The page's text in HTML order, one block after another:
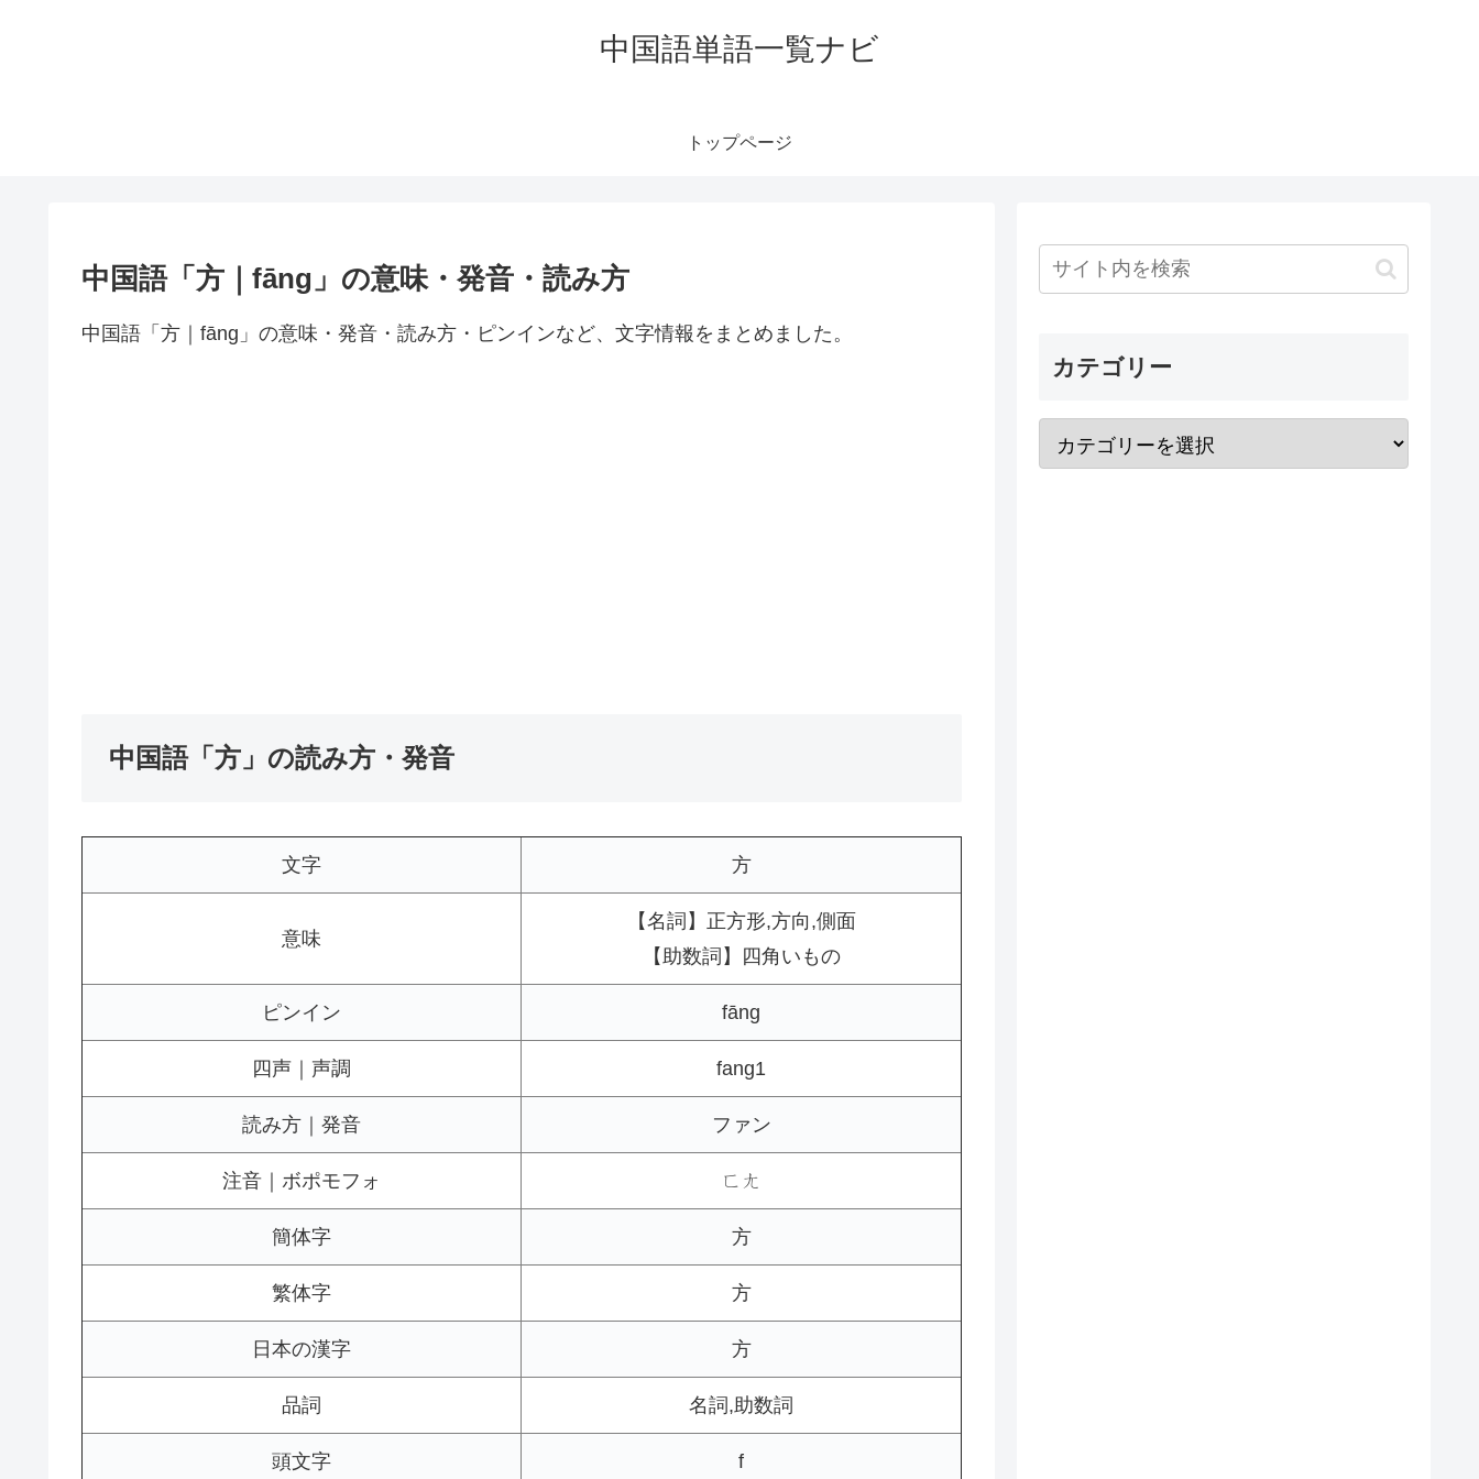
中国語単語一覧ナビ
トップページ
中国語「方｜fāng」の意味・発音・読み方
中国語「方｜fāng」の意味・発音・読み方・ピンインなど、文字情報をまとめました。
中国語「方」の読み方・発音
文字 方
意味
【名詞】正方形,方向,側面
【助数詞】四角いもの
ピンイン fāng
四声｜声調 fang1
読み方｜発音 ファン
注音｜ボポモフォ ㄈㄤ
簡体字 方
繁体字 方
日本の漢字 方
品詞 名詞,助数詞
頭文字 f
カテゴリー